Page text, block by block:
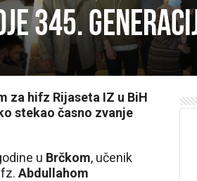
345.
za hifz Rijaseta IZ u BiH
stekao časno zvanje
u Brčkom, učenik
Abdullahom